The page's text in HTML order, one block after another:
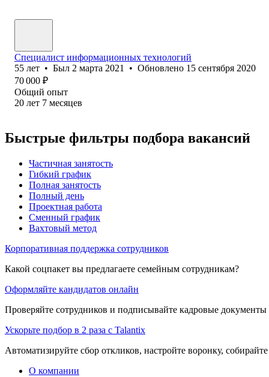
Специалист информационных технологий
55 лет • Был 2 марта 2021 • Обновлено 15 сентября 2020
70 000 ₽
Общий опыт
20 лет 7 месяцев
Быстрые фильтры подбора вакансий
Частичная занятость
Гибкий график
Полная занятость
Полный день
Проектная работа
Сменный график
Вахтовый метод
Корпоративная поддержка сотрудников
Какой соцпакет вы предлагаете семейным сотрудникам?
Оформляйте кандидатов онлайн
Проверяйте сотрудников и подписывайте кадровые
Ускорьте подбор в 2 раза с Talantix
Автоматизируйте сбор откликов, настройте воронку,
О компании